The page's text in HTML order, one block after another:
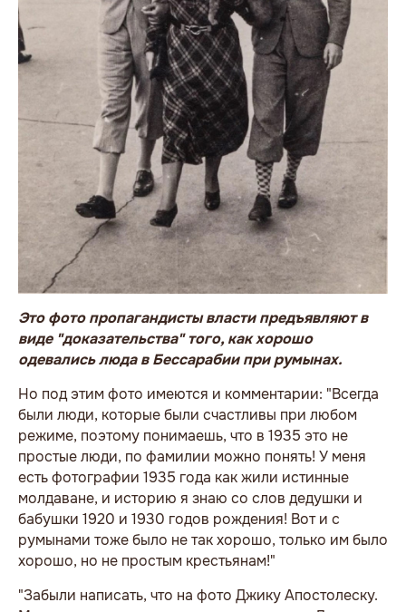
Это фото пропагандисты власти предъявляют в
виде "доказательства" того, как хорошо
одевались люда в Бессарабии при румынах.
Но под этим фото имеются и комментарии: "Всегда
были люди, которые были счастливы при любом
режиме, поэтому понимаешь, что в 1935 это не
простые люди, по фамилии можно понять! У меня
есть фотографии 1935 года как жили истинные
молдаване, и историю я знаю со слов дедушки и
бабушки 1920 и 1930 годов рождения! Вот и с
румынами тоже было не так хорошо, только им было
хорошо, но не простым крестьянам!"
"Забыли написать, что на фото Джику Апостолеску.